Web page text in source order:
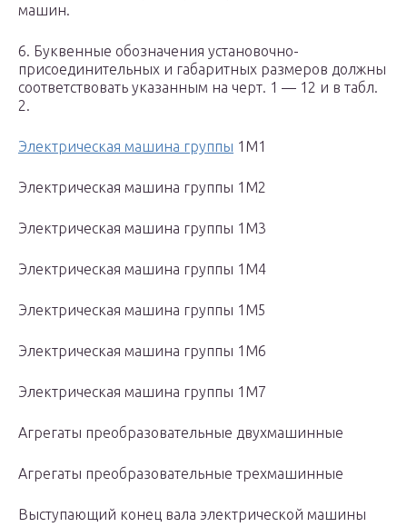
машин.
6. Буквенные обозначения установочно-
присоединительных и габаритных размеров должны
соответствовать указанным на черт. 1 — 12 и в табл.
2.
Электрическая машина группы 1М1
Электрическая машина группы 1М2
Электрическая машина группы 1М3
Электрическая машина группы 1М4
Электрическая машина группы 1М5
Электрическая машина группы 1М6
Электрическая машина группы 1М7
Агрегаты преобразовательные двухмашинные
Агрегаты преобразовательные трехмашинные
Выступающий конец вала электрической машины